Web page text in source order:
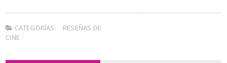
CATEGORÍAS:
RESEÑAS DE
CINE